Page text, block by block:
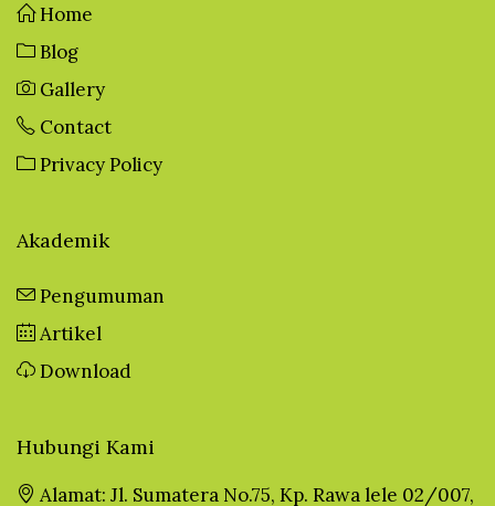
Home
Blog
Gallery
Contact
Privacy Policy
Akademik
Pengumuman
Artikel
Download
Hubungi Kami
Alamat: Jl. Sumatera No.75, Kp. Rawa lele 02/007,